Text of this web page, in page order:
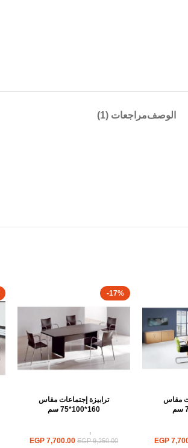
الوصفمراجعات (1)
مقاس
EGP
-17%
ترابيزة إجتماعات مقاس
160*100*75 سم
ترابيزات,
EGP9,250.00
EGP 7,700.00